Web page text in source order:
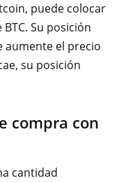
puede colocar
Su posición
aumente el precio
su posición
compra con
cantidad